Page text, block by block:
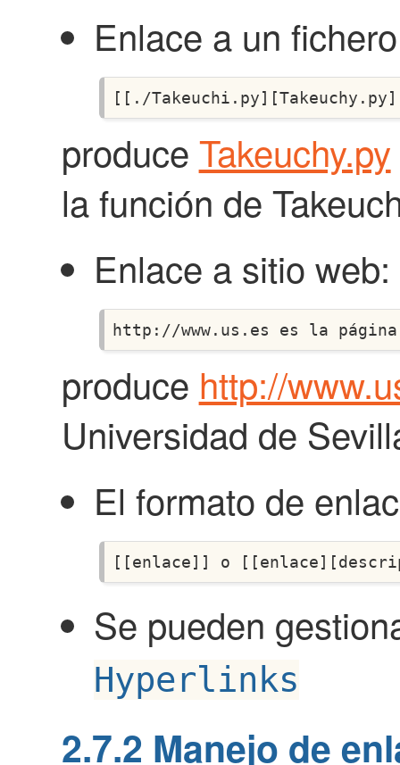
Enlace a un
produce Takeuchy.py
la función de
Enlace a sitio web:
produce http://
Universidad de
El formato de
Se pueden
Hyperlinks
2.7.2 Manejo de